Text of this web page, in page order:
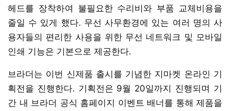
헤드를 장착하여 불필요한 수리비와 부품 교체비용을
줄일 수 있게 했다. 무선 사무환경에 있는 여러 명의 사
용자들의 편리한 사용을 위한 무선 네트워크 및 모바일
인쇄 기능은 기본으로 제공한다.
브라더는 이번 신제품 출시를 기념한 지마켓 온라인 기
획전을 진행한다. 기획전은 9월 20일까지 진행되며 기
간 내 브라더 공식 홈페이지 이벤트 배너를 통해 제품을